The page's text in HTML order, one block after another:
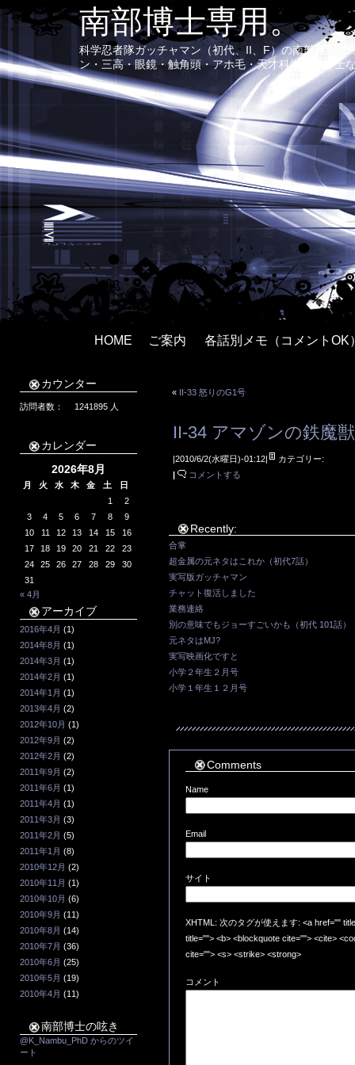
南部博士専用。
科学忍者隊ガッチャマン（初代、II、F）の南部博士
ン・三高・眼鏡・触角頭・アホ毛・天才科学者で紳士
HOME ご案内 各話別メモ（コメントOK
カウンター
訪問者数： 1241895人
カレンダー
2026年8月
月 火 水 木 金 土
日
1
2
3
4 5 6 7 8
9
10
11 12 13 14 15
16
17
18 19 20 21 22
23
24
25 26 27 28 29
30
31
« 4月
アーカイブ
2016年4月 (1)
2014年8月 (1)
2014年3月 (1)
2014年2月 (1)
2014年1月 (1)
2013年4月 (2)
2012年10月 (1)
2012年9月 (2)
2012年2月 (2)
2011年9月 (2)
2011年6月 (1)
2011年4月 (1)
2011年3月 (3)
2011年2月 (5)
2011年1月 (8)
2010年12月 (2)
2010年11月 (1)
2010年10月 (6)
2010年9月 (11)
2010年8月 (14)
2010年7月 (36)
2010年6月 (25)
2010年5月 (19)
2010年4月 (11)
南部博士の呟き
@K_Nambu_PhD からのツイ
ート
« II-33 怒りのG1号
II-34 アマゾンの鉄魔獣
|2010/6/2(水曜日)-01:12|
カテゴリー:
|
コメントする
Recently:
合掌
超金属の元ネタはこれか（初代7話）
実写版ガッチャマン
チャット復活しました
業務連絡
別の意味でもジョーすごいかも（初代 101話）
元ネタはMJ?
実写映画化ですと
小学２年生２月号
小学１年生１２月号
Comments
Name
Email
サイト
XHTML: 次のタグが使えます: <a href=""
title=""> <b> <blockquote cite=""> <cite>
cite=""> <s> <strike> <strong>
コメント